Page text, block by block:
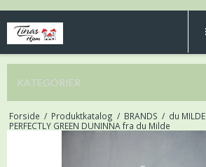
KATEGORIER
Forside / Produktkatalog / BRANDS / du MILDE
PERFECTLY GREEN DUNINNA fra du Milde